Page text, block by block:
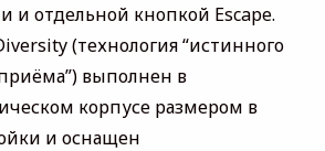
и отдельной кнопкой Escape.
(технология “истинного
выполнен в
корпусе размером в
и оснащен